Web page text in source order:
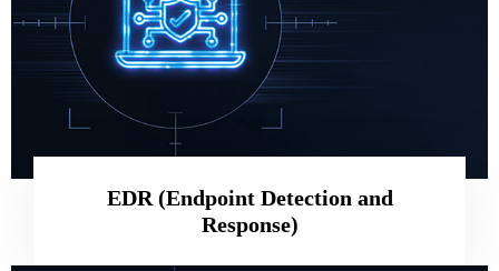
EDR (Endpoint Detection and
Response)